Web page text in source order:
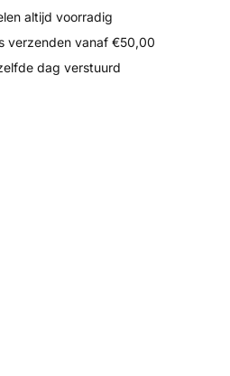
altijd voorradig
verzenden vanaf €50,00
dag verstuurd